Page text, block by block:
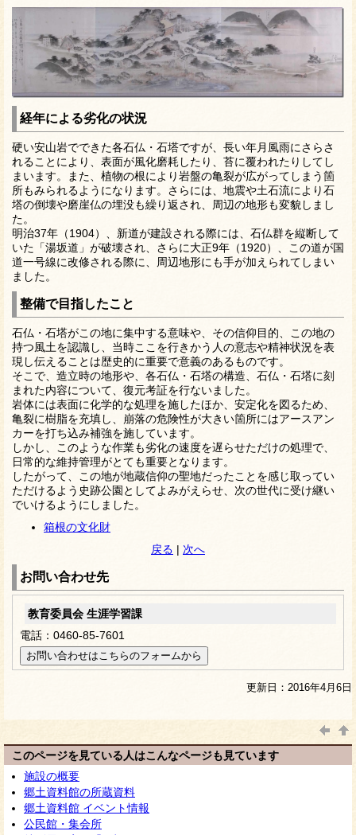
経年による劣化の状況
硬い安山岩でできた各石仏・石塔ですが、長い年月風雨にさらさ
れることにより、表面が風化磨耗したり、苔に覆われたりしてし
まいます。また、植物の根により岩盤の亀裂が広がってしまう箇
所もみられるようになります。さらには、地震や土石流により石
塔の倒壊や磨崖仏の埋没も繰り返され、周辺の地形も変貌しまし
た。
明治37年（1904）、新道が建設される際には、石仏群を縦断して
いた「湯坂道」が破壊され、さらに大正9年（1920）、この道が国
道一号線に改修される際に、周辺地形にも手が加えられてしまい
ました。
整備で目指したこと
石仏・石塔がこの地に集中する意味や、その信仰目的、この地の
持つ風土を認識し、当時ここを行きかう人の意志や精神状況を表
現し伝えることは歴史的に重要で意義のあるものです。
そこで、造立時の地形や、各石仏・石塔の構造、石仏・石塔に刻
まれた内容について、復元考証を行ないました。
岩体には表面に化学的な処理を施したほか、安定化を図るため、
亀裂に樹脂を充填し、崩落の危険性が大きい箇所にはアースアン
カーを打ち込み補強を施しています。
しかし、このような作業も劣化の速度を遅らせただけの処理で、
日常的な維持管理がとても重要となります。
したがって、この地が地蔵信仰の聖地だったことを感じ取ってい
ただけるよう史跡公園としてよみがえらせ、次の世代に受け継い
でいけるようにしました。
箱根の文化財
戻る | 次へ
お問い合わせ先
教育委員会 生涯学習課
電話：0460-85-7601
更新日：2016年4月6日
このページを見ている人はこんなページも見ています
施設の概要
郷土資料館の所蔵資料
郷土資料館 イベント情報
公民館・集会所